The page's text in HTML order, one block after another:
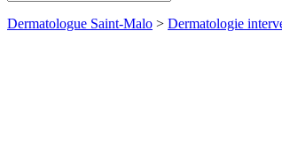
Dermatologue Saint-Malo > Dermatologie